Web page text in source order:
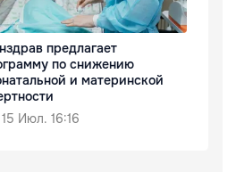
предлагает
по снижению
и материнской
15 Июл. 16:16